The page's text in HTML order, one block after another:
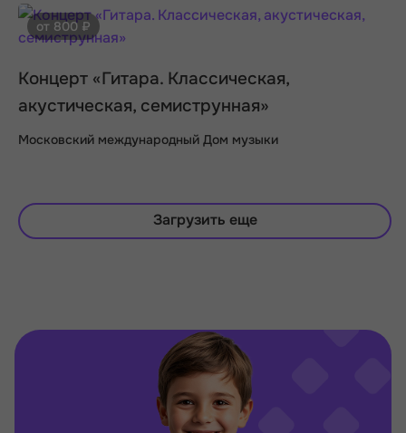
от 800 ₽
Концерт «Гитара. Классическая,
акустическая, семиструнная»
Московский международный Дом музыки
Загрузить еще